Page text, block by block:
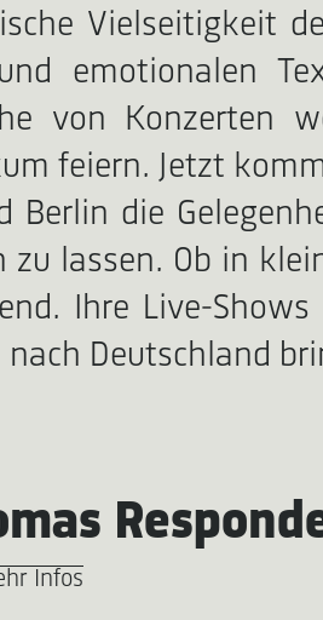
Vielseitigkeit
und emotionalen
von Konzerten
feiern. Jetzt
Berlin die
lassen. Ob in
Ihre Live-
Deutschland
Infos